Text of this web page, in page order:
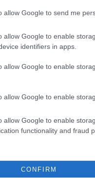
allow Google to send me
allow Google to enable
identifiers in apps.
allow Google to enable
allow Google to enable
allow Google to enable
functionality and fraud
CONFIRM
«αθόρυβα»
σε κάθε ηλικία…
είναι το γάλα!